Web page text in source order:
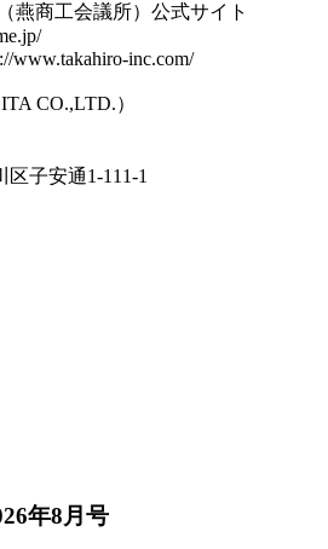
（燕商工会議所）公式サイト
inc.com/
CO.,LTD.）
区子安通1-111-1
年8月号